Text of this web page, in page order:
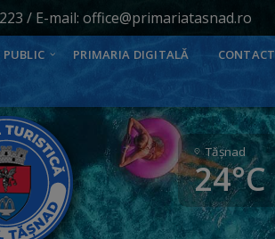
/ E-mail: office@primariatasnad.ro
PUBLIC PRIMARIA DIGITALĂ CONTACT
Tăşnad
24°C